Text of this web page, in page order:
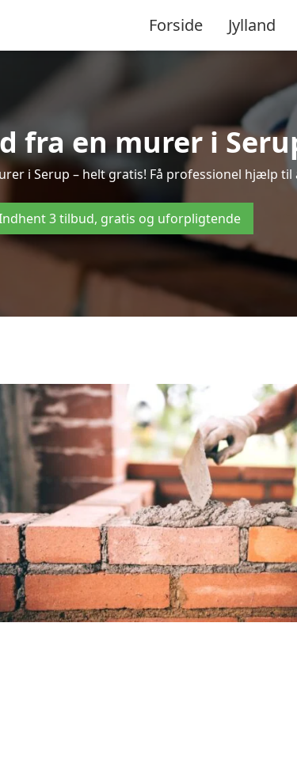
Forside Jylland
fra en murer i
i Serup – helt gratis! Få professionel hjælp
3 tilbud, gratis og uforpligtende